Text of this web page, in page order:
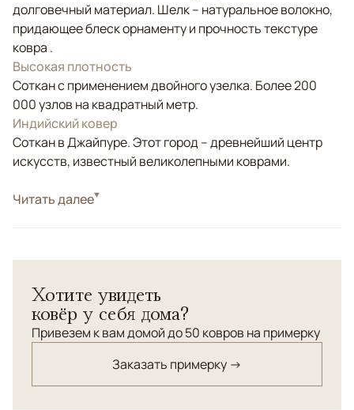
долговечный материал. Шелк – натуральное волокно,
придающее блеск орнаменту и прочность текстуре
ковра .
Высокая плотность
Соткан с применением двойного узелка. Более 200
000 узлов на квадратный метр.
Индийский ковер
Соткан в Джайпуре. Этот город – древнейший центр
искусств, известный великолепными коврами.
СтильКлассические
категории и натурального шёлка. Фоновые элементы
орнамента из шерсти и искусственно затёрты
специальным ручным каменным инструментом для
Читать далее
Хотите увидеть
ковёр у себя дома?
Привезем к вам домой до 50 ковров на примерку
Заказать примерку →